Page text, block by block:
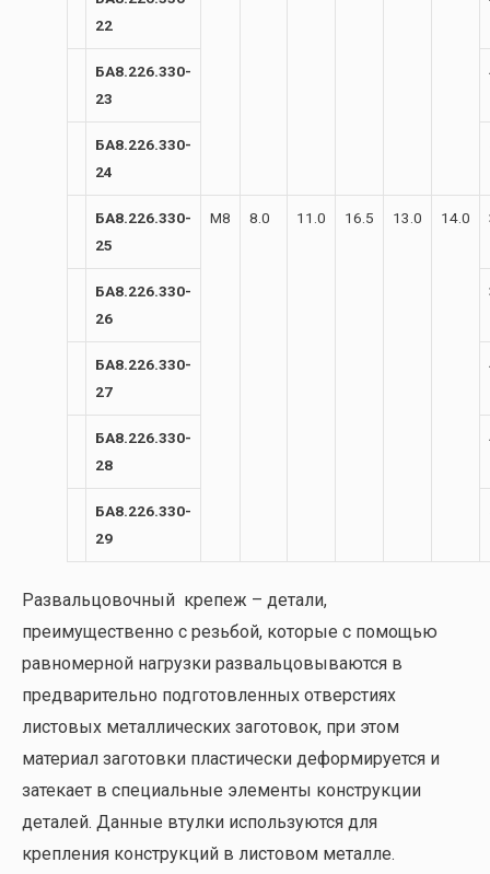
22
БА8.226.330-
23
БА8.226.330-
24
БА8.226.330-
25
М8 8.0 11.0 16.5 13.0 14.0
БА8.226.330-
26
БА8.226.330-
27
БА8.226.330-
28
БА8.226.330-
29
Развальцовочный крепеж – детали,
преимущественно с резьбой, которые с помощью
равномерной нагрузки развальцовываются в
предварительно подготовленных отверстиях
листовых металлических заготовок, при этом
материал заготовки пластически деформируется и
затекает в специальные элементы конструкции
деталей. Данные втулки используются для
крепления конструкций в листовом металле.